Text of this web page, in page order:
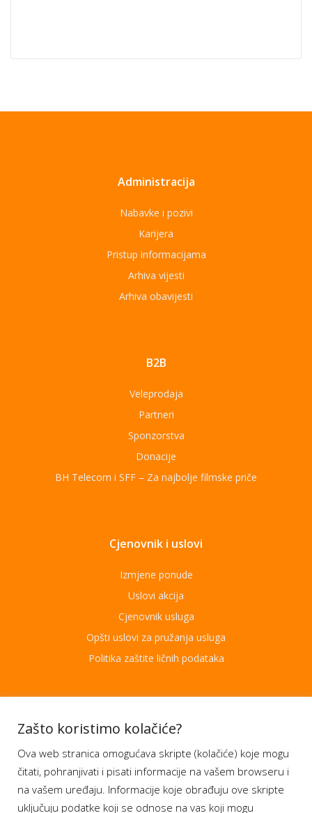
Administracija
Nabavke i pozivi
Karijera
Pristup informacijama
Arhiva vijesti
Arhiva obavijesti
B2B
Veleprodaja
Partneri
Sponzorstva
Donacije
BH Telecom i SFF – Za najbolje filmske priče
Cjenovnik i uslovi
Izmjene ponude
Uslovi akcija
Cjenovnik usluga
Opšti uslovi za pružanja usluga
Politika zaštite ličnih podataka
Aplikacije
Moj BH Telecom
Dostupnost usluga
Moja webTV
Zašto koristimo kolačiće?
Ova web stranica omogućava skripte (kolačiće) koje mogu
čitati, pohranjivati i pisati informacije na vašem browseru i
na vašem uređaju. Informacije koje obrađuju ove skripte
uključuju podatke koji se odnose na vas koji mogu